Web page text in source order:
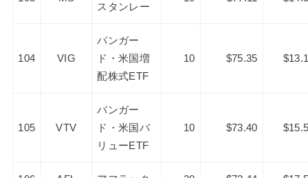
スタンレー
104 VIG
バンガー
ド・米国増
配株式ETF
10 $75.35
105 VTV
バンガー
ド・米国バ
リューETF
10 $73.40